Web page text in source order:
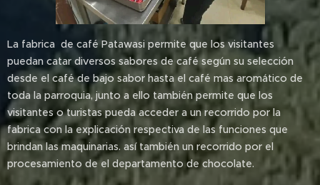
La fabrica de café Patawasi permite que los visitantes
puedan catar diversos sabores de café según su selección
desde el café de bajo sabor hasta el café mas aromático de
toda la parroquia, junto a ello también permite que los
visitantes o turistas pueda acceder a un recorrido por la
fabrica con la explicación respectiva de las funciones que
brindan las maquinarias. así también un recorrido por el
procesamiento de el departamento de chocolate.